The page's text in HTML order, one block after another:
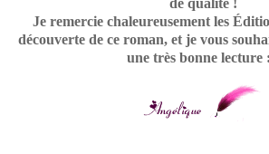
Je remercie chaleureusement les
découverte de ce roman, et je vous
une très bonne lecture